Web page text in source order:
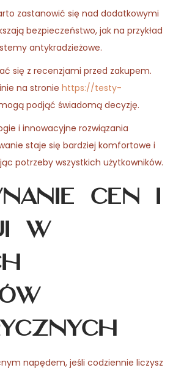
zastanowić się nad dodatkowymi
bezpieczeństwo, jak na przykład
antykradzieżowe.
się z recenzjami przed zakupem.
na stronie https://testy-
podjąć świadomą decyzję.
i innowacyjne rozwiązania
staje się bardziej komfortowe i
potrzeby wszystkich użytkowników.
cen i
w
napędem, jeśli codziennie liczysz